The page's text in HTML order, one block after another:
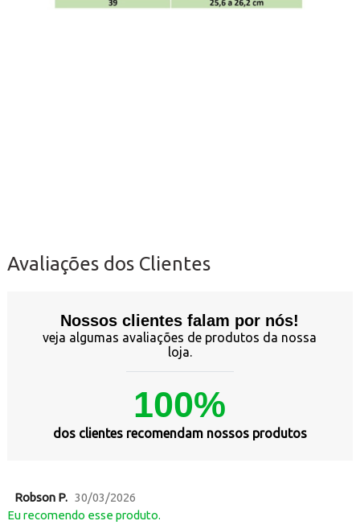
Avaliações dos Clientes
Nossos clientes falam por nós!
veja algumas avaliações de produtos da nossa
loja.
100%
dos clientes recomendam nossos produtos
Robson P. 30/03/2026
Eu recomendo esse produto.